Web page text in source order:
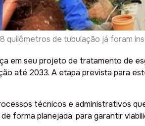
de tubulação já foram
em seu projeto de tratamento de
até 2033. A etapa prevista para
técnicos e administrativos
forma planejada, para garantir